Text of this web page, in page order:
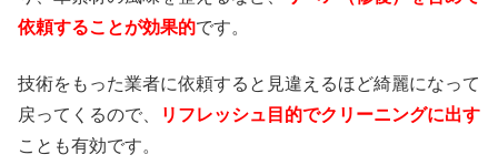
依頼することが効果的です。
技術をもった業者に依頼すると見違えるほど綺麗になって
戻ってくるので、
リフレッシュ目的でクリーニングに出す
ことも有効です。